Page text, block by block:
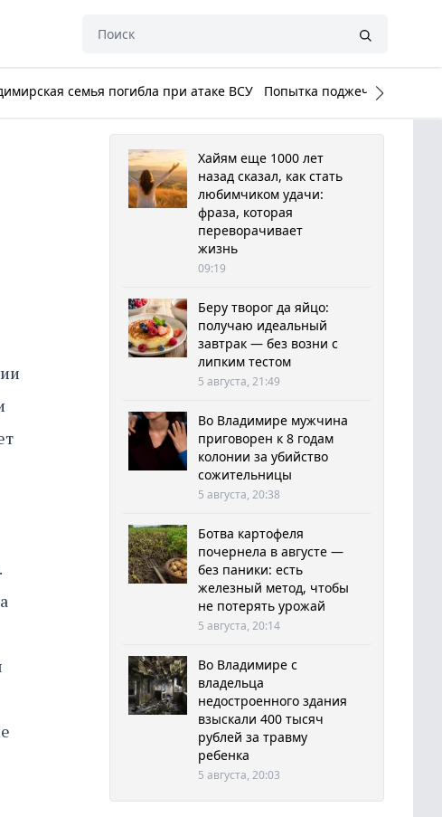
семья погибла при атаке ВСУ Попытка поджечь Белый
Хайям еще 1000 лет
назад сказал, как стать
любимчиком удачи:
фраза, которая
переворачивает
жизнь
09:19
Беру творог да яйцо:
получаю идеальный
завтрак — без возни с
липким тестом
5 августа, 21:49
Во Владимире мужчина
приговорен к 8 годам
колонии за убийство
сожительницы
5 августа, 20:38
Ботва картофеля
почернела в августе —
без паники: есть
железный метод, чтобы
не потерять урожай
5 августа, 20:14
Во Владимире с
владельца
недостроенного здания
взыскали 400 тысяч
рублей за травму
ребенка
5 августа, 20:03